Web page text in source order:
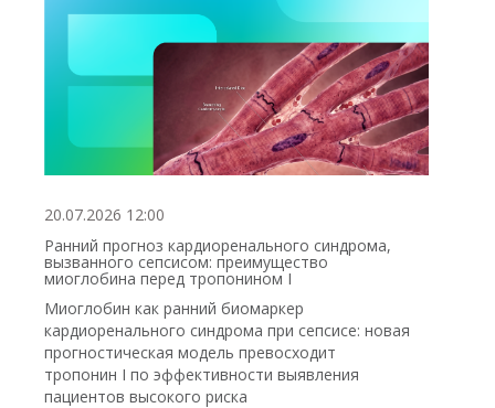
20.07.2026 12:00
Ранний прогноз кардиоренального синдрома,
вызванного сепсисом: преимущество
миоглобина перед тропонином I
Миоглобин как ранний биомаркер
кардиоренального синдрома при сепсисе: новая
прогностическая модель превосходит
тропонин I по эффективности выявления
пациентов высокого риска